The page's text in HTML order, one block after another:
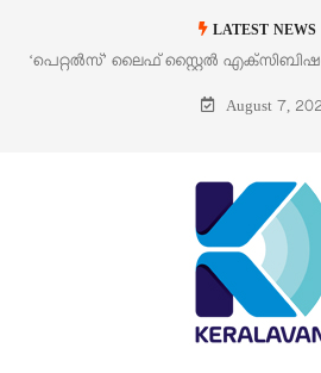
LATEST NEWS
‘പെറ്റൽസ്’ ലൈഫ് സ്റ്റൈൽ
പെരുമാനൂരിൽ
August 7,